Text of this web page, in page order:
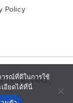
Policy
reserved.,
รณ์ที่ดีในการใช้
อียดได้ที่นี่